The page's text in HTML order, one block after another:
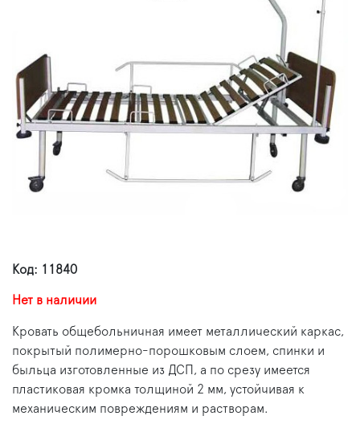
Код: 11840
Нет в наличии
Кровать общебольничная имеет металлический каркас,
покрытый полимерно-порошковым слоем, спинки и
быльца изготовленные из ДСП, а по срезу имеется
пластиковая кромка толщиной 2 мм, устойчивая к
механическим повреждениям и растворам.